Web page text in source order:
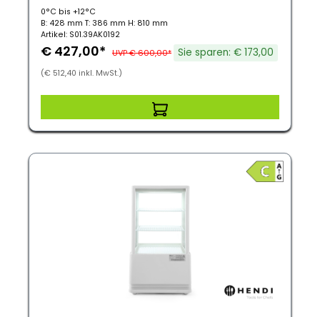
0°C bis +12°C
B: 428 mm T: 386 mm H: 810 mm
Artikel: S01.39AK0192
€ 427,00* UVP € 600,00* Sie sparen: € 173,00
(€ 512,40 inkl. MwSt.)